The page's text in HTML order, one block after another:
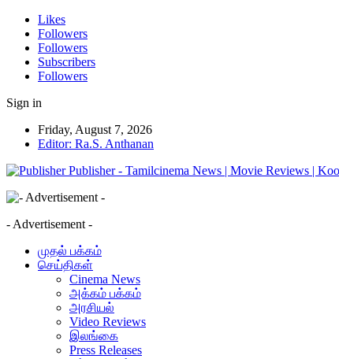
Likes
Followers
Followers
Subscribers
Followers
Sign in
Friday, August 7, 2026
Editor: Ra.S. Anthanan
Publisher - Tamilcinema News | Movie Reviews |
- Advertisement -
முதல் பக்கம்
செய்திகள்
Cinema News
அக்கம் பக்கம்
அரசியல்
Video Reviews
இலங்கை
Press Releases